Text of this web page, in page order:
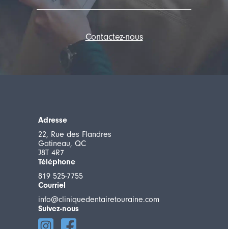
Contactez-nous
Adresse
22, Rue des Flandres
Gatineau, QC
J8T 4R7
Téléphone
819 525-7755
Courriel
info@cliniquedentairetouraine.com
Suivez-nous